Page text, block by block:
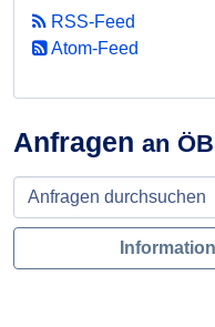
Anfragen an
RSS-Feed
Atom-Feed